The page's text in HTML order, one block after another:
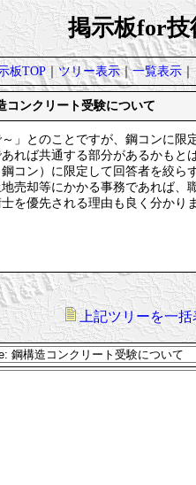
掲示板for技
板TOP｜ツリー表示｜一覧表示｜
コンクリート受験について
～」とのことですが、鋼コンに
れば共通する部分があるかもと
コン）に限定して回答者を絞ら
売却等にかかる事務であれば、
を優先される理由も良く分かり
上記ツリーを一括